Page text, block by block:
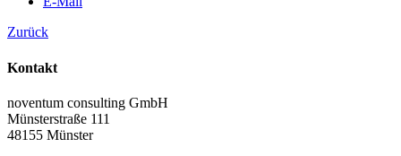
Zurück
Kontakt
noventum consulting GmbH
Münsterstraße 111
48155 Münster